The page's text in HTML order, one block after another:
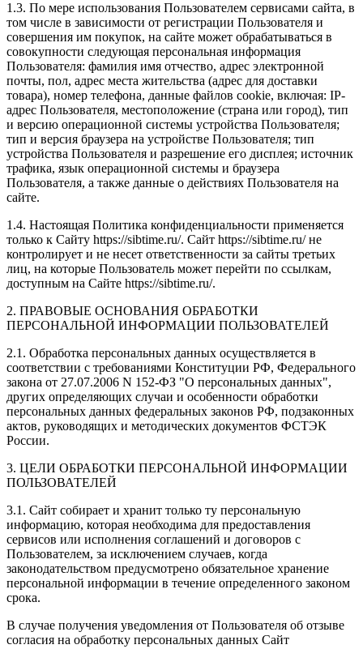
1.3. По мере использования Пользователем сервисами сайта, в
том числе в зависимости от регистрации Пользователя и
совершения им покупок, на сайте может обрабатываться в
совокупности следующая персональная информация
Пользователя: фамилия имя отчество, адрес электронной
почты, пол, адрес места жительства (адрес для доставки
товара), номер телефона, данные файлов cookie, включая: IP-
адрес Пользователя, местоположение (страна или город), тип
и версию операционной системы устройства Пользователя;
тип и версия браузера на устройстве Пользователя; тип
устройства Пользователя и разрешение его дисплея; источник
трафика, язык операционной системы и браузера
Пользователя, а также данные о действиях Пользователя на
сайте.
1.4. Настоящая Политика конфиденциальности применяется
только к Сайту https://sibtime.ru/. Сайт https://sibtime.ru/ не
контролирует и не несет ответственности за сайты третьих
лиц, на которые Пользователь может перейти по ссылкам,
доступным на Сайте https://sibtime.ru/.
2. ПРАВОВЫЕ ОСНОВАНИЯ ОБРАБОТКИ
ПЕРСОНАЛЬНОЙ ИНФОРМАЦИИ ПОЛЬЗОВАТЕЛЕЙ
2.1. Обработка персональных данных осуществляется в
соответствии с требованиями Конституции РФ, Федерального
закона от 27.07.2006 N 152-ФЗ "О персональных данных",
других определяющих случаи и особенности обработки
персональных данных федеральных законов РФ, подзаконных
актов, руководящих и методических документов ФСТЭК
России.
3. ЦЕЛИ ОБРАБОТКИ ПЕРСОНАЛЬНОЙ ИНФОРМАЦИИ
ПОЛЬЗОВАТЕЛЕЙ
3.1. Сайт собирает и хранит только ту персональную
информацию, которая необходима для предоставления
сервисов или исполнения соглашений и договоров с
Пользователем, за исключением случаев, когда
законодательством предусмотрено обязательное хранение
персональной информации в течение определенного законом
срока.
В случае получения уведомления от Пользователя об отзыве
согласия на обработку персональных данных Сайт